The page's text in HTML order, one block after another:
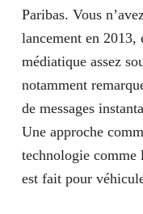
Paribas. Vous
lancement en 2013,
médiatique assez
notamment
de messages
Une approche
technologie
est fait pour